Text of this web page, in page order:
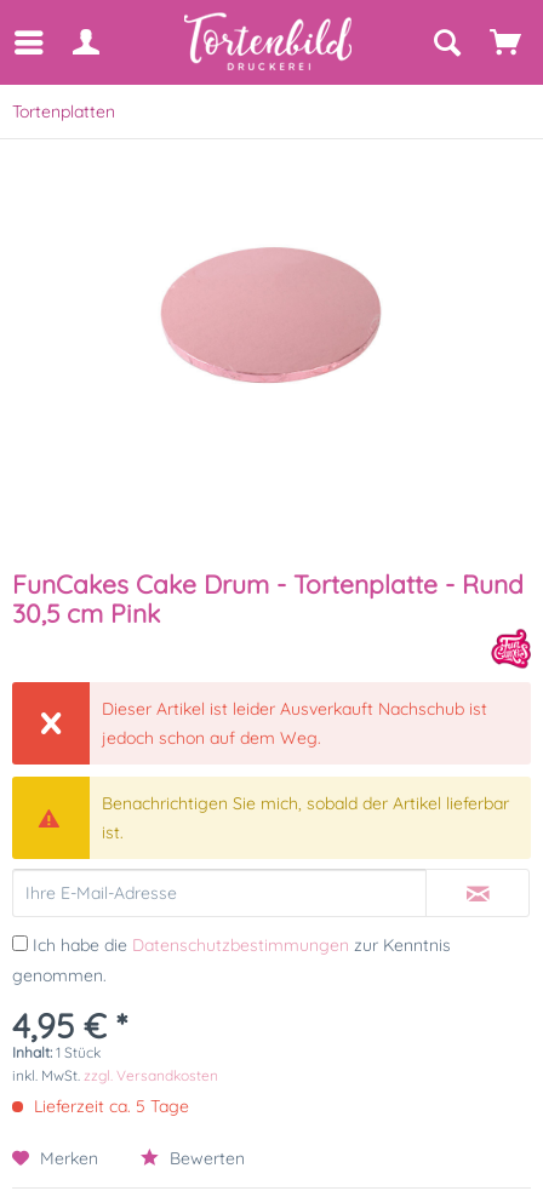
Tortenplatten
FunCakes Cake Drum - Tortenplatte - Rund
30,5 cm Pink
Dieser Artikel ist leider Ausverkauft Nachschub ist
jedoch schon auf dem Weg.
Benachrichtigen Sie mich, sobald der Artikel lieferbar
ist.
Ich habe die Datenschutzbestimmungen zur Kenntnis
genommen.
4,95 € *
Inhalt: 1 Stück
inkl. MwSt. zzgl. Versandkosten
Lieferzeit ca. 5 Tage
Merken Bewerten